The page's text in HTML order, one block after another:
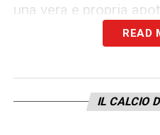
una vera e propria
Numeri da
Con quest’ultima,
READ
IL CALCIO